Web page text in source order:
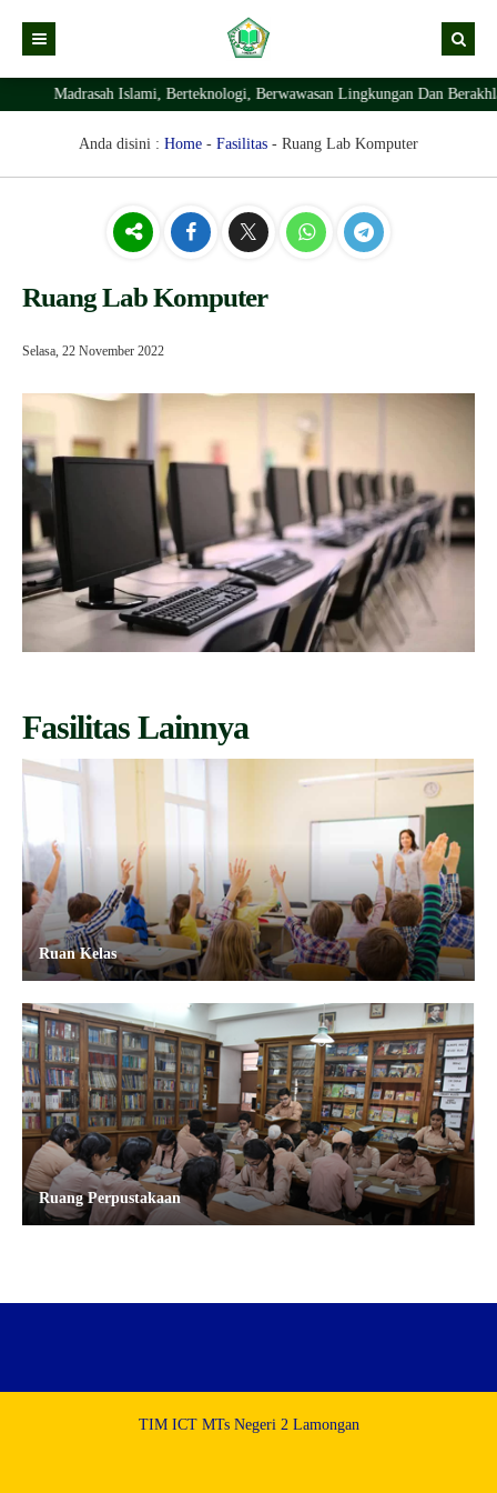
Kabar
Kabar Madrasah
Kabar Pimpinan
Profil Madrasah
Visi Misi
Sejarah Berdirinya Madrasah
Prestasi Madrasah
PTSP
Layanan Digital
RDM
Madrasah Islami, Berteknologi, Berwawasan Lingkungan Dan
Anda disini : Home - Fasilitas - Ruang Lab Komputer
Ruang Lab Komputer
Selasa, 22 November 2022
Fasilitas Lainnya
Ruan Kelas
Ruang Perpustakaan
TIM ICT MTs Negeri 2 Lamongan